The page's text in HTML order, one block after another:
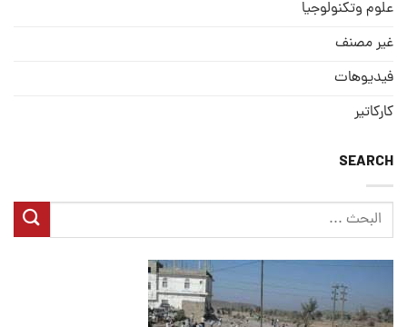
علوم وتكنولوجيا
غير مصنف
فيديوهات
كاركاتير
SEARCH